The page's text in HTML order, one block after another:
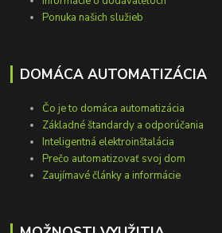
Ponuka našich služieb
DOMÁCA AUTOMATIZÁCIA
Čo je to domáca automatizácia
Základné štandardy a odporúčania
Inteligentná elektroinštalácia
Prečo automatizovať svoj dom
Zaujímavé články a informácie